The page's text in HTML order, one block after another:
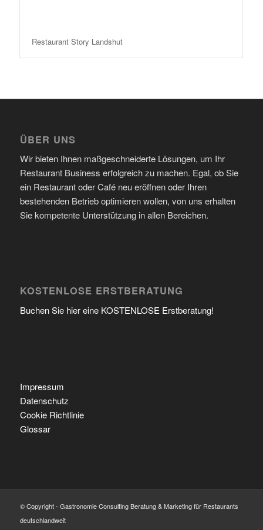
Restaurant Story Landshut
ÜBER UNS
Wir bieten Ihnen maßgeschneiderte Lösungen, um Ihr
Restaurant Business erfolgreich zu machen. Egal, ob Sie
ein Restaurant oder Café neu eröffnen oder Ihren
bestehenden Betrieb optimieren wollen, von uns erhalten
Sie kompetente Unterstützung in allen Bereichen.
KOSTENLOSE ERSTBERATUNG
Buchen Sie hier eine KOSTENLOSE Erstberatung!
Impressum
Datenschutz
Cookie Richtlinie
Glossar
© Copyright - Gastronomie Consulting Beratung & Marketing für Restaurants
deutschlandweit